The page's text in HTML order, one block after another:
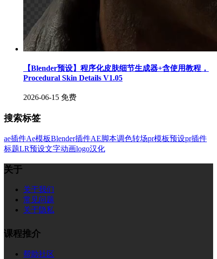
【Blender预设】程序化皮肤细节生成器+含使用教程，
Procedural Skin Details V1.05
2026-06-15 免费
搜索标签
ae插件Ae模板Blender插件AE脚本调色转场pr模板预设pr插件
标题LR预设文字动画logo汉化
关于
关于我们
常见问题
关于隐私
课程推介
帮助社区